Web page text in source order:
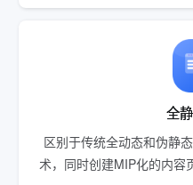
全
区别于传统全动态和伪静
术，同时创建MIP化的内容